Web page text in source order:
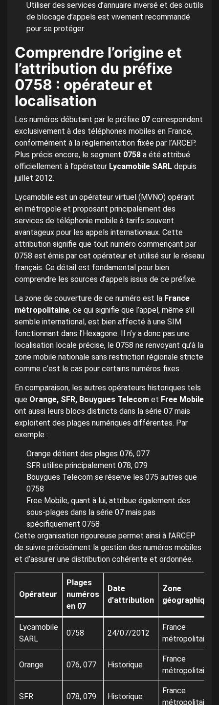
Utiliser des services d’annuaire inversé et des outils
de blocage d’appels est vivement recommandé
pour se protéger.
Comprendre l’origine et
l’attribution du préfixe
0758 : opérateur et
localisation
Les numéros débutant par le préfixe 07 correspondent
exclusivement à des téléphones mobiles en France,
conformément à la réglementation fixée par l’ARCEP.
Plus précis encore, le segment 0758 a été attribué
officiellement à l’opérateur Lycamobile SARL depuis
juillet 2012.
Lycamobile est un opérateur virtuel (MVNO) opérant
en métropole et proposant principalement des
services de téléphonie mobile à tarifs souvent
avantageux pour les appels internationaux. Cette
attribution signifie que tout numéro commençant par
0758 est émis par cet opérateur et utilisé sur le réseau
français. Ce détail est fondamental pour bien
comprendre les sources d’appels issus de ce préfixe.
La zone de couverture de ce numéro est la France
métropolitaine, ce qui signifie que l’appel, même s’il
semble international, est bien affecté à une SIM
fonctionnant dans l’Hexagone. Il n’y a donc pas une
localisation locale précise, le 0758 ne renvoyant qu’à la
zone mobile nationale sans restriction régionale stricte
comme c’est le cas pour certains numéros fixes.
En comparaison, les autres opérateurs historiques tels
que Orange, SFR, Bouygues Telecom et Free Mobile
ont aussi leurs blocs distincts dans la série 07 mais
exploitent des plages numériques différentes. Par
exemple :
Orange détient des plages 076, 077
SFR utilise principalement 078, 079
Bouygues Telecom se réserve les 075 autres que
0758
Free Mobile, quant à lui, attribue également des
sous-plages dans la série 07 mais pas
spécifiquement 0758
Cette organisation rigoureuse permet ainsi à l’ARCEP
de suivre précisément la gestion des numéros mobiles
et d’assurer une distribution cohérente et ordonnée.
Opérateur
Plages
numéros
en 07
Date
d’attribution
Zone
géographique
Lycamobile
SARL
0758 24/07/2012
France
métropolitaine
Orange 076, 077 Historique
France
métropolitaine
SFR 078, 079 Historique
France
métropolitaine